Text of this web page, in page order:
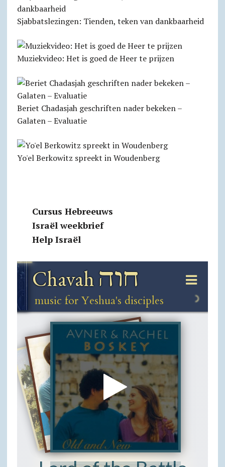
Sjabbats­lezingen: Tienden, teken van dankbaarheid
Muziekvideo: Het is goed de Heer te prijzen
Beriet Chadasjah geschriften nader bekeken –
Galaten – Evaluatie
Yo'el Berkowitz spreekt in Woudenberg
Cursus Hebreeuws
Israël weekbrief
Help Israël